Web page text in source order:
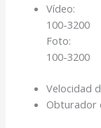
Vídeo:
100-3200
Foto:
100-3200
Velocidad
Obturador